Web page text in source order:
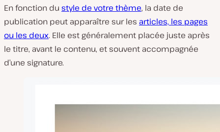
l
a
v
d
o
En fonction du style de votre thème, la date de
publication peut apparaître sur les articles, les pages
ou les deux. Elle est généralement placée juste après
le titre, avant le contenu, et souvent accompagnée
d’une signature.